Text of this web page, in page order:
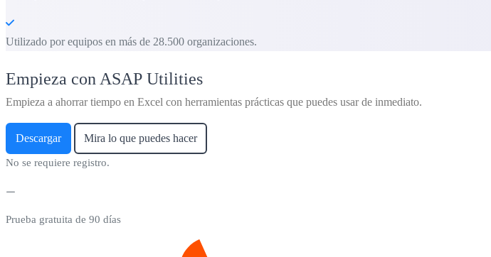
Utilizado por equipos en más de 28.500 organizaciones.
Empieza con ASAP Utilities
Empieza a ahorrar tiempo en Excel con herramientas prácticas que puedes usar de inmediato.
Descargar Mira lo que puedes hacer
No se requiere registro.
Prueba gratuita de 90 días